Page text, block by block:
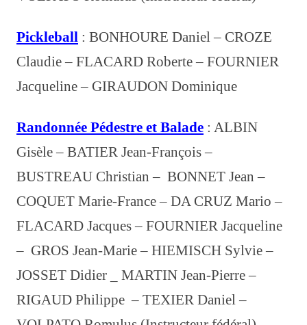
Pickleball : BONHOURE Daniel – CROZE
Claudie – FLACARD Roberte – FOURNIER
Jacqueline – GIRAUDON Dominique
Randonnée Pédestre et Balade : ALBIN
Gisèle – BATIER Jean-François –
BUSTREAU Christian – BONNET Jean –
COQUET Marie-France – DA CRUZ Mario –
FLACARD Jacques – FOURNIER Jacqueline
– GROS Jean-Marie – HIEMISCH Sylvie –
JOSSET Didier _ MARTIN Jean-Pierre –
RIGAUD Philippe – TEXIER Daniel –